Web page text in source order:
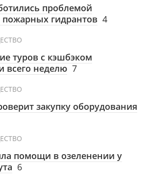
проблемой
гидрантов 4
туров с кэшбэком
всего неделю 7
закупку оборудования
помощи в озеленении у
6